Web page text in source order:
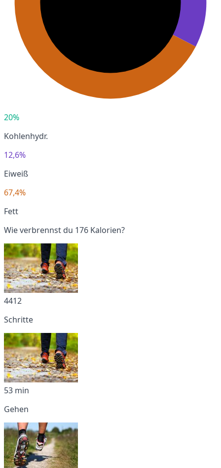
20%
Kohlenhydr.
12,6%
Eiweiß
67,4%
Fett
Wie verbrennst du 176 Kalorien?
4412
Schritte
53 min
Gehen